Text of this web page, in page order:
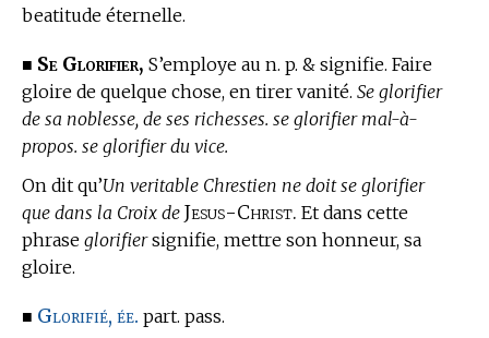
beatitude éternelle.
■ Se Glorifier, S’employe au n. p. & signifie. Faire
gloire de quelque chose, en tirer vanité. Se glorifier
de sa noblesse, de ses richesses. se glorifier mal-à-
propos. se glorifier du vice.
On dit qu’Un veritable Chrestien ne doit se glorifier
que dans la Croix de Jesus-Christ. Et dans cette
phrase glorifiersignifie, mettre son honneur, sa
gloire.
■ Glorifié, ée. part. pass.